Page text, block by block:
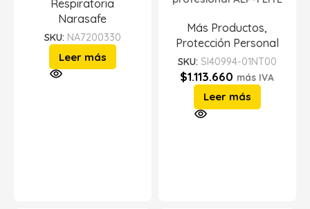
Respiratoria
Narasafe
SKU: NA7200330
Leer más
Más Productos,
Protección Personal
SKU: SI40994-01NT00
$1.113.660 más IVA
Leer más